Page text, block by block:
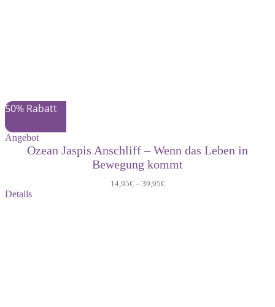
50% Rabatt
AngebotProdukt
im
Ozean Jaspis Anschliff – Wenn das Leben in
Bewegung kommt
14,95€– 39,95€
Details